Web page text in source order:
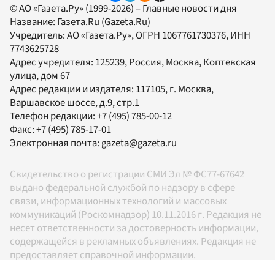
© АО «Газета.Ру» (1999-2026) – Главные новости дня
Название: Газета.Ru (Gazeta.Ru)
Учредитель:АО «Газета.Ру», ОГРН 1067761730376, ИНН
7743625728
Адрес учредителя: 125239, Россия, Москва, Коптевская
улица, дом 67
Адрес редакции и издателя: 117105, г. Москва,
Варшавское шоссе, д.9, стр.1
Телефон редакции:+7 (495) 785-00-12
Факс:+7 (495) 785-17-01
Электронная почта: gazeta@gazeta.ru
Свидетельство о регистрации СМИ Эл № ФС77-67642
выдано федеральной службой по надзору в сфере
связи, информационных технологий и массовых
коммуникаций (Роскомнадзор) 10.11.2016 г. Редакция не
несет ответственности за достоверность информации,
содержащейся в рекламных объявлениях. Редакция не
предоставляет справочной информации.